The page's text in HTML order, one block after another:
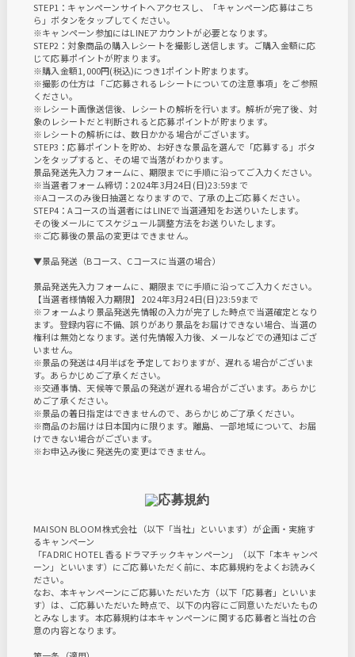
STEP1：キャンペーンサイトヘアクセスし、「キャンペーン応募はこち
ら」ボタンをタップしてください。
※キャンペーン参加にはLINEアカウントが必要となります。
STEP2：対象商品の購入レシートを撮影し送信します。ご購入金額に応
じて応募ポイントが貯まります。
※購入金額1,000円(税込)につき1ポイント貯まります。
※撮影の仕方は「ご応募されるレシートについての注意事項」をご参照
ください。
※レシート画像送信後、レシートの解析を行います。解析が完了後、対
象のレシートだと判断されると応募ポイントが貯まります。
※レシートの解析には、数日かかる場合がございます。
STEP3：応募ポイントを貯め、お好きな景品を選んで「応募する」ボタ
ンをタップすると、その場で当落がわかります。
景品発送先入力フォームに、期限までに手順に沿ってご入力ください。
※当選者フォーム締切：2024年3月24日(日)23:59まで
※Aコースのみ後日抽選となりますので、了承の上ご応募ください。
STEP4：Aコースの当選者にはLINEで当選通知をお送りいたします。
その後メールにてスケジュール調整方法をお送りいたします。
※ご応募後の景品の変更はできません。
▼景品発送（Bコース、Cコースに当選の場合）
景品発送先入力フォームに、期限までに手順に沿ってご入力ください。
【当選者様情報入力期限】 2024年3月24日(日)23:59まで
※フォームより景品発送先情報の入力が完了した時点で当選確定となり
ます。登録内容に不備、誤りがあり景品をお届けできない場合、当選の
権利は無効となります。送付先情報入力後、メールなどでの通知はござ
いません。
※景品の発送は4月半ばを予定しておりますが、遅れる場合がございま
す。あらかじめご了承ください。
※交通事情、天候等で景品の発送が遅れる場合がございます。あらかじ
めご了承ください。
※景品の着日指定はできませんので、あらかじめご了承ください。
※商品のお届けは日本国内に限ります。離島、一部地域について、お届
けできない場合がございます。
※お申込み後に発送先の変更はできません。
MAISON BLOOM株式会社（以下「当社」といいます）が企画・実施す
るキャンペーン
「FADRIC HOTEL 香るドラマチックキャンペーン」（以下「本キャンペ
ーン」といいます）にご応募いただく前に、本応募規約をよくお読みく
ださい。
なお、本キャンペーンにご応募いただいた方（以下「応募者」といいま
す）は、ご応募いただいた時点で、以下の内容にご同意いただいたもの
とみなします。本応募規約は本キャンペーンに関する応募者と当社の合
意の内容となります。